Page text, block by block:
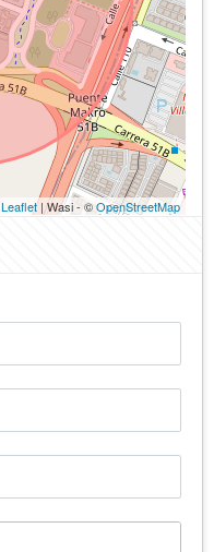
Leaflet| Wasi - ©OpenStreetMap